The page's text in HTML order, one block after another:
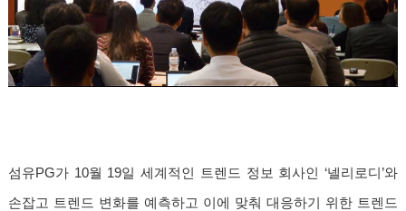
섬유PG가 10월 19일 세계적인 트렌드 정보 회사인 ‘넬리로디’와
손잡고 트렌드 변화를 예측하고 이에 맞춰 대응하기 위한 트렌드